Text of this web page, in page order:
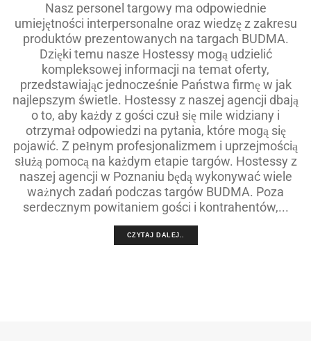
Nasz personel targowy ma odpowiednie
umiejętności interpersonalne oraz wiedzę z zakresu
produktów prezentowanych na targach BUDMA.
Dzięki temu nasze Hostessy mogą udzielić
kompleksowej informacji na temat oferty,
przedstawiając jednocześnie Państwa firmę w jak
najlepszym świetle. Hostessy z naszej agencji dbają
o to, aby każdy z gości czuł się mile widziany i
otrzymał odpowiedzi na pytania, które mogą się
pojawić. Z pełnym profesjonalizmem i uprzejmością
służą pomocą na każdym etapie targów. Hostessy z
naszej agencji w Poznaniu będą wykonywać wiele
ważnych zadań podczas targów BUDMA. Poza
serdecznym powitaniem gości i kontrahentów,...
CZYTAJ DALEJ..